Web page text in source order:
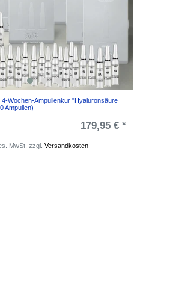
4-Wochen-Ampullenkur "Hyaluronsäure
Ampullen)
179,95 € *
MwSt. zzgl.Versandkosten